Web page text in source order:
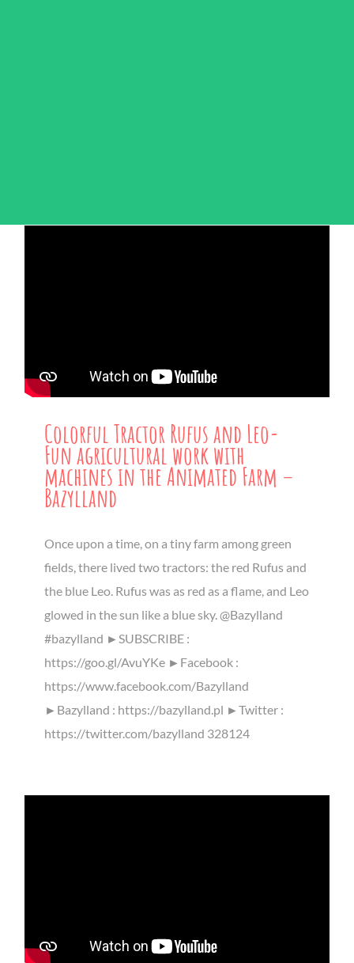
Colorful Tractor Rufus and Leo-
Fun agricultural work with
machines in the Animated Farm –
Bazylland
Once upon a time, on a tiny farm among green
fields, there lived two tractors: the red Rufus and
the blue Leo. Rufus was as red as a flame, and Leo
glowed in the sun like a blue sky. @Bazylland
#bazylland ►SUBSCRIBE :
https://goo.gl/AvuYKe ►Facebook :
https://www.facebook.com/Bazylland
►Bazylland : https://bazylland.pl ►Twitter :
https://twitter.com/bazylland 328124